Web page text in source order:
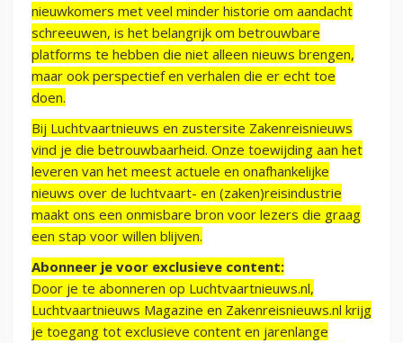
nieuwkomers met veel minder historie om aandacht
schreeuwen, is het belangrijk om betrouwbare
platforms te hebben die niet alleen nieuws brengen,
maar ook perspectief en verhalen die er echt toe
doen.
Bij Luchtvaartnieuws en zustersite Zakenreisnieuws
vind je die betrouwbaarheid. Onze toewijding aan het
leveren van het meest actuele en onafhankelijke
nieuws over de luchtvaart- en (zaken)reisindustrie
maakt ons een onmisbare bron voor lezers die graag
een stap voor willen blijven.
Abonneer je voor exclusieve content:
Door je te abonneren op Luchtvaartnieuws.nl,
Luchtvaartnieuws Magazine en Zakenreisnieuws.nl krijg
je toegang tot exclusieve content en jarenlange